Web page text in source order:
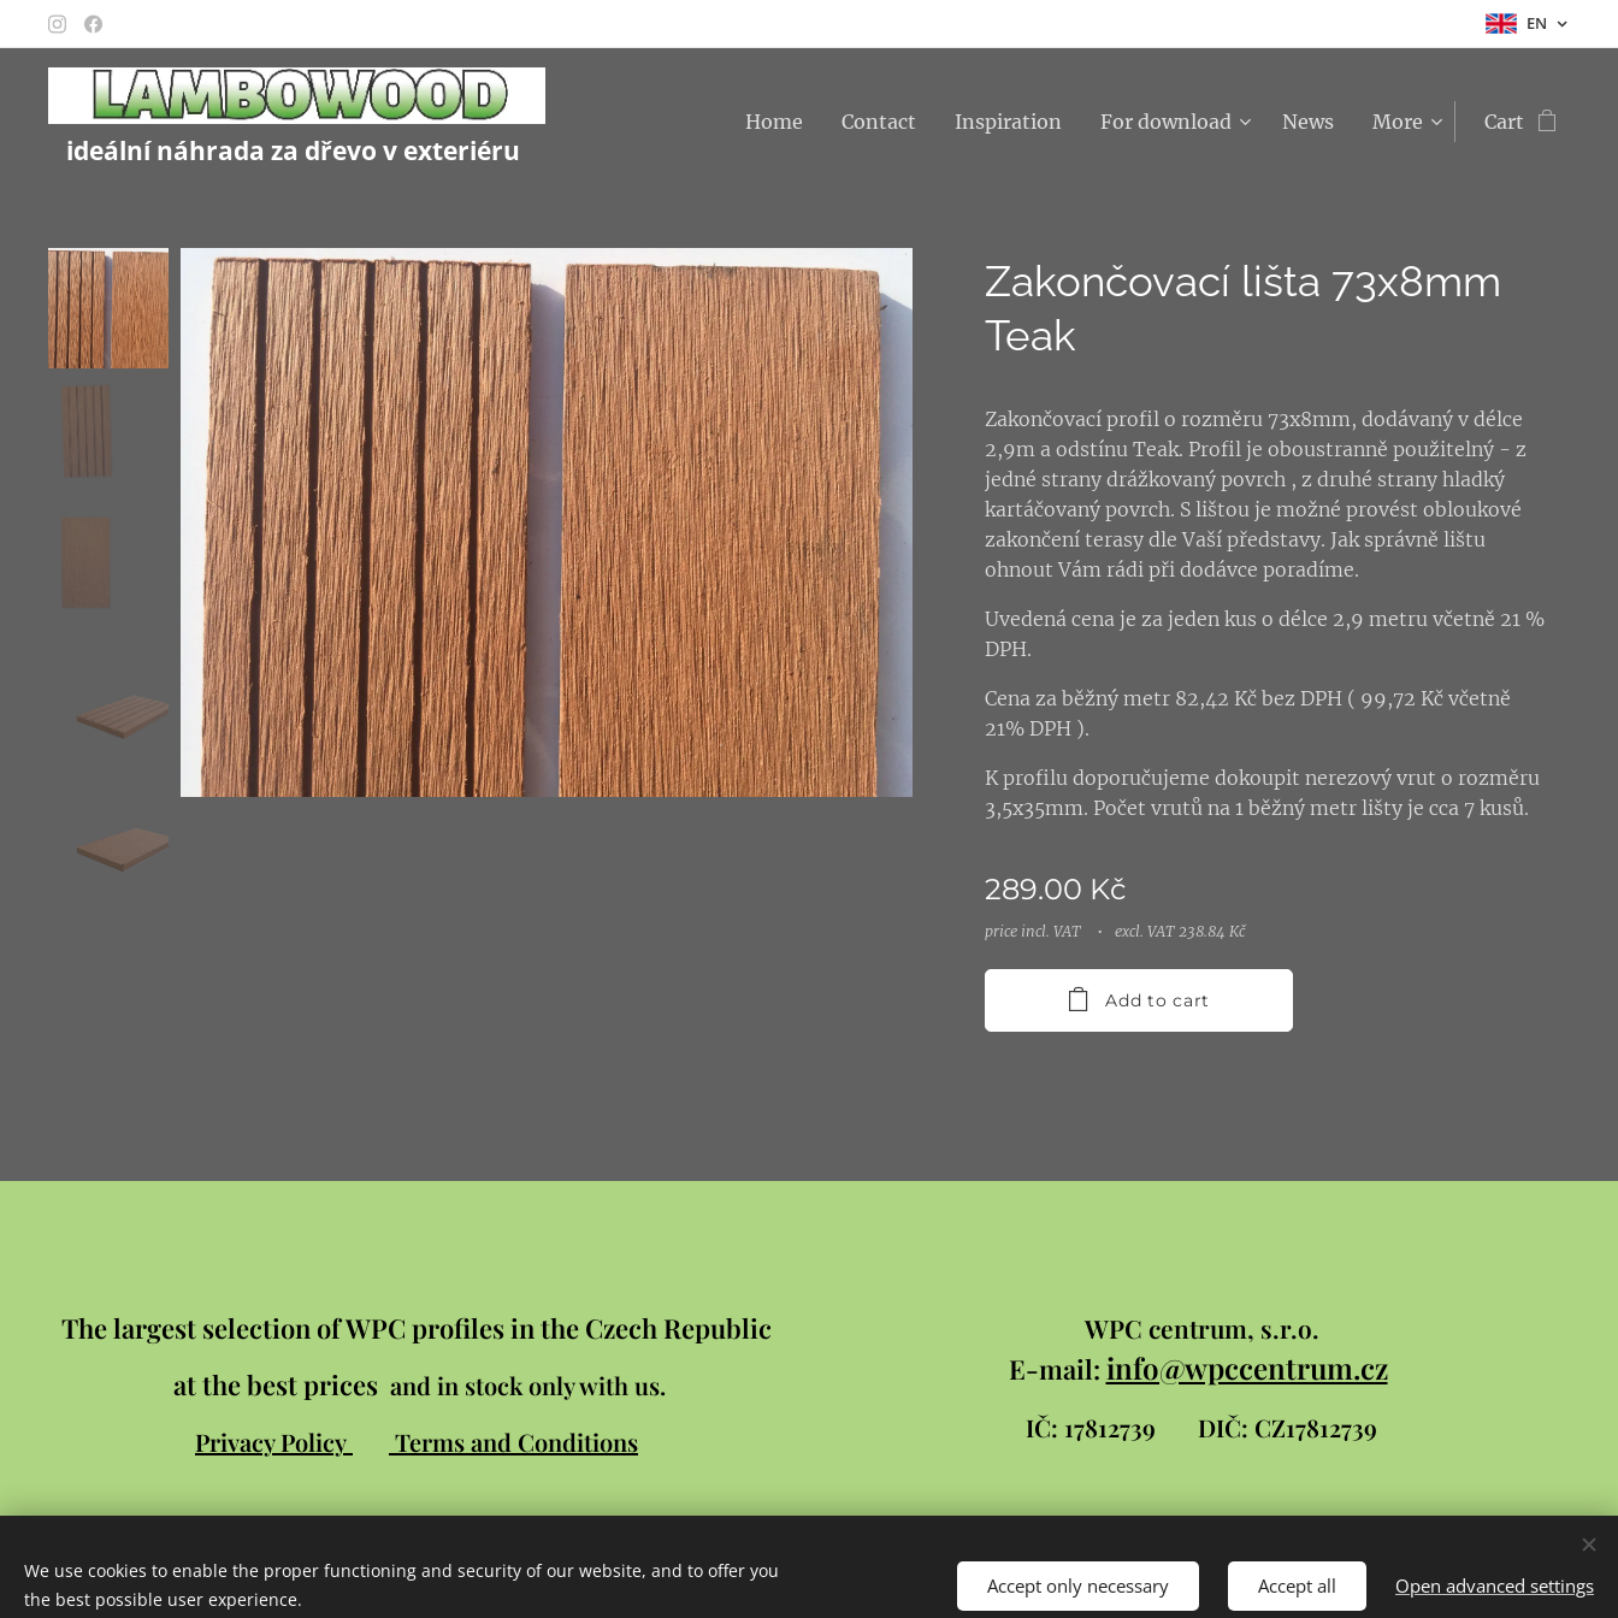
EN
ideální náhrada za dřevo v exteriéru
Home Contact Inspiration For download News More Cart
Zakončovací lišta 73x8mm
Teak
Zakončovací profil o rozměru 73x8mm, dodávaný v délce
2,9m a odstínu Teak. Profil je oboustranně použitelný - z
jedné strany drážkovaný povrch , z druhé strany hladký
kartáčovaný povrch. S lištou je možné provést obloukové
zakončení terasy dle Vaší představy. Jak správně lištu
ohnout Vám rádi při dodávce poradíme.
Uvedená cena je za jeden kus o délce 2,9 metru včetně 21 %
DPH.
Cena za běžný metr 82,42 Kč bez DPH ( 99,72 Kč včetně
21% DPH ).
K profilu doporučujeme dokoupit nerezový vrut o rozměru
3,5x35mm. Počet vrutů na 1 běžný metr lišty je cca 7 kusů.
289.00 Kč
price incl. VAT excl. VAT 238.84 Kč
Add to cart
The largest selection of WPC profiles in the Czech Republic
at the best prices and in stock only with us.
Privacy Policy
Terms and Conditions
WPC centrum, s.r.o.
E-mail: info@wpccentrum.cz
IČ: 17812739 DIČ: CZ17812739
Stránky pro WPC centrum Languages Čeština Slovenčina
We use cookies to enable the proper functioning and security of our website, and to offer you
the best possible user experience.
Accept only necessary Accept all Open advanced settings